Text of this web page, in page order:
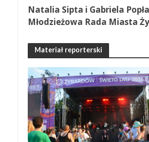
Natalia Sipta i Gabriela
Młodzieżowa Rada Miasta
Materiał reporterski